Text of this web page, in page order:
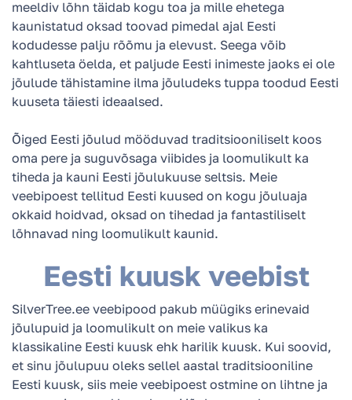
meeldiv lõhn täidab kogu toa ja mille ehetega
kaunistatud oksad toovad pimedal ajal Eesti
kodudesse palju rõõmu ja elevust. Seega võib
kahtluseta öelda, et paljude Eesti inimeste jaoks ei ole
jõulude tähistamine ilma jõuludeks tuppa toodud Eesti
kuuseta täiesti ideaalsed.
Õiged Eesti jõulud mööduvad traditsiooniliselt koos
oma pere ja suguvõsaga viibides ja loomulikult ka
tiheda ja kauni Eesti jõulukuuse seltsis. Meie
veebipoest tellitud Eesti kuused on kogu jõuluaja
okkaid hoidvad, oksad on tihedad ja fantastiliselt
lõhnavad ning loomulikult kaunid.
Eesti kuusk veebist
SilverTree.ee veebipood pakub müügiks erinevaid
jõulupuid ja loomulikult on meie valikus ka
klassikaline Eesti kuusk ehk harilik kuusk. Kui soovid,
et sinu jõulupuu oleks sellel aastal traditsiooniline
Eesti kuusk, siis meie veebipoest ostmine on lihtne ja